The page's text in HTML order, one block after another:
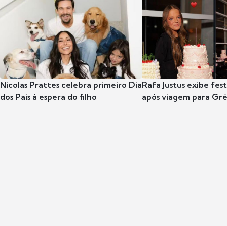
Nicolas Prattes celebra primeiro Dia
dos Pais à espera do filho
Rafa Justus exibe
após viagem para